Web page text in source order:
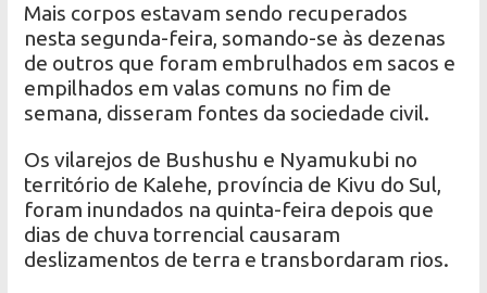
Mais corpos estavam sendo recuperados
nesta segunda-feira, somando-se às dezenas
de outros que foram embrulhados em sacos e
empilhados em valas comuns no fim de
semana, disseram fontes da sociedade civil.
Os vilarejos de Bushushu e Nyamukubi no
território de Kalehe, província de Kivu do Sul,
foram inundados na quinta-feira depois que
dias de chuva torrencial causaram
deslizamentos de terra e transbordaram rios.